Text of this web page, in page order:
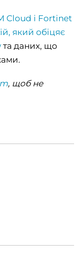
Cloud і Fortinet
який обіцяє
та даних, що
, щоб не